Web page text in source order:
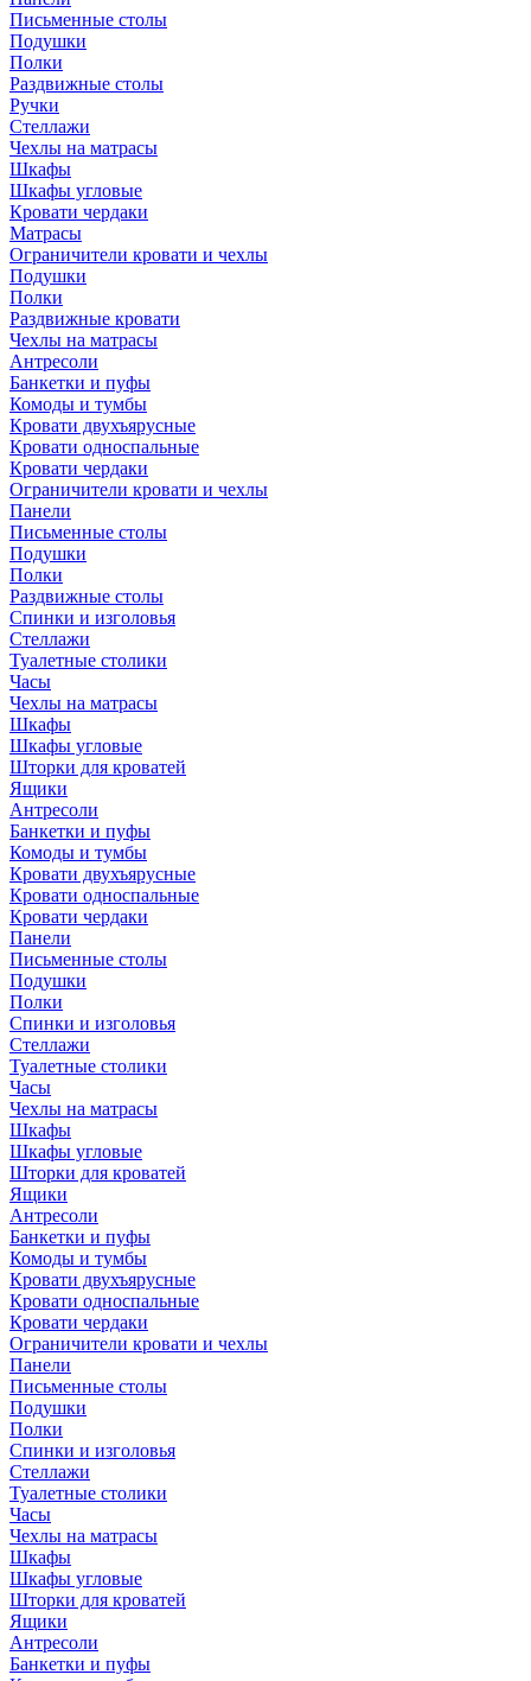
Письменные столы
Подушки
Полки
Раздвижные столы
Ручки
Стеллажи
Чехлы на матрасы
Шкафы
Шкафы угловые
Кровати чердаки
Матрасы
Ограничители кровати и чехлы
Подушки
Полки
Раздвижные кровати
Чехлы на матрасы
Антресоли
Банкетки и пуфы
Комоды и тумбы
Кровати двухъярусные
Кровати односпальные
Кровати чердаки
Ограничители кровати и чехлы
Панели
Письменные столы
Подушки
Полки
Раздвижные столы
Спинки и изголовья
Стеллажи
Туалетные столики
Часы
Чехлы на матрасы
Шкафы
Шкафы угловые
Шторки для кроватей
Ящики
Антресоли
Банкетки и пуфы
Комоды и тумбы
Кровати двухъярусные
Кровати односпальные
Кровати чердаки
Панели
Письменные столы
Подушки
Полки
Спинки и изголовья
Стеллажи
Туалетные столики
Часы
Чехлы на матрасы
Шкафы
Шкафы угловые
Шторки для кроватей
Ящики
Антресоли
Банкетки и пуфы
Комоды и тумбы
Кровати двухъярусные
Кровати односпальные
Кровати чердаки
Ограничители кровати и чехлы
Панели
Письменные столы
Подушки
Полки
Спинки и изголовья
Стеллажи
Туалетные столики
Часы
Чехлы на матрасы
Шкафы
Шкафы угловые
Шторки для кроватей
Ящики
Антресоли
Банкетки и пуфы